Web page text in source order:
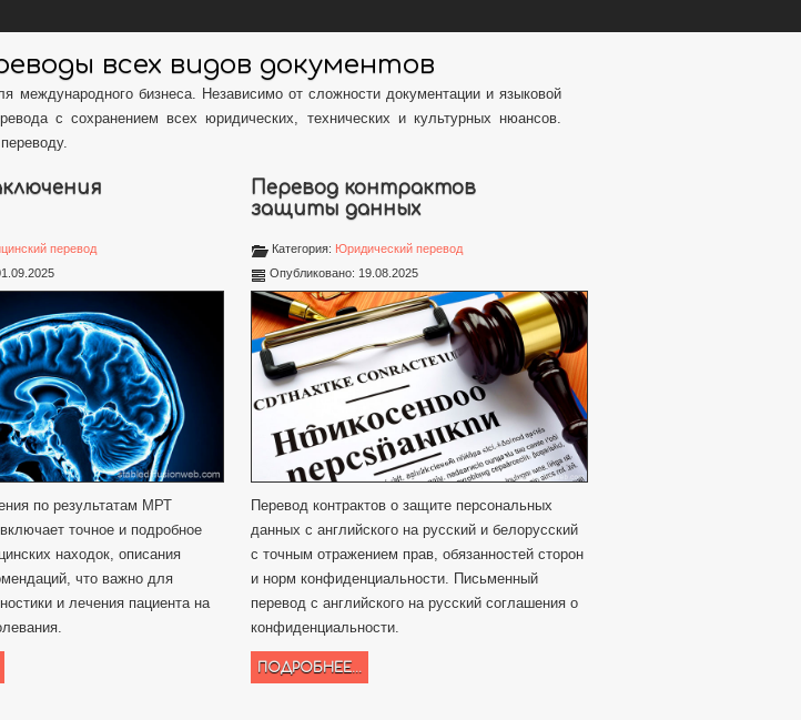
всех видов документов
международного бизнеса. Независимо от сложности документации и языковой
с сохранением всех юридических, технических и культурных нюансов.
перевод
по результатам МРТ
точное и подробное
находок, описания
что важно для
и лечения пациента на
Перевод контрактов
защиты данных
Категория: Юридический перевод
Опубликовано: 19.08.2025
Перевод контрактов о защите персональных
данных с английского на русский и белорусский
с точным отражением прав, обязанностей сторон
и норм конфиденциальности. Письменный
перевод с английского на русский соглашения о
конфиденциальности.
ПОДРОБНЕЕ...